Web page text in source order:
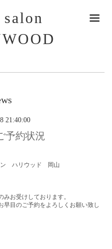
21:40:00
予約状況
ン ハリウッド 岡山
お受けしております。
早目のご予約をよろしくお願い致し